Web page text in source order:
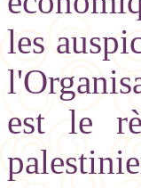
les
est le